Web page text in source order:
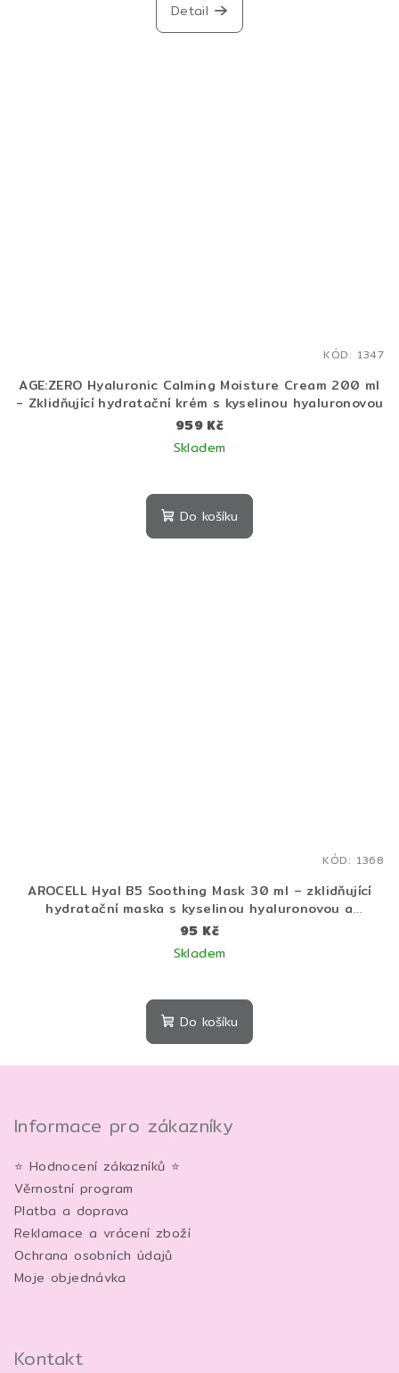
Detail
AGE:ZERO Hyaluronic Calming Moisture Cream 200 ml
- Zklidňující hydratační krém s kyselinou hyaluronovou
959 Kč
Skladem
hodnocení
produktu
Do košíku
KÓD: 1347
AROCELL Hyal B5 Soothing Mask 30 ml – zklidňující
hydratační maska s kyselinou hyaluronovou a
panthenolem
95 Kč
Skladem
Do košíku
KÓD: 1368
Z
Informace pro zákazníky
⭐ Hodnocení zákazníků ⭐
Věrnostní program
Platba a doprava
Reklamace a vrácení zboží
Ochrana osobních údajů
Moje objednávka
Kontakt